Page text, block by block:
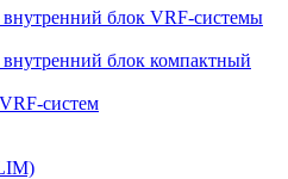
блок VRF-системы
блок компактный
систем